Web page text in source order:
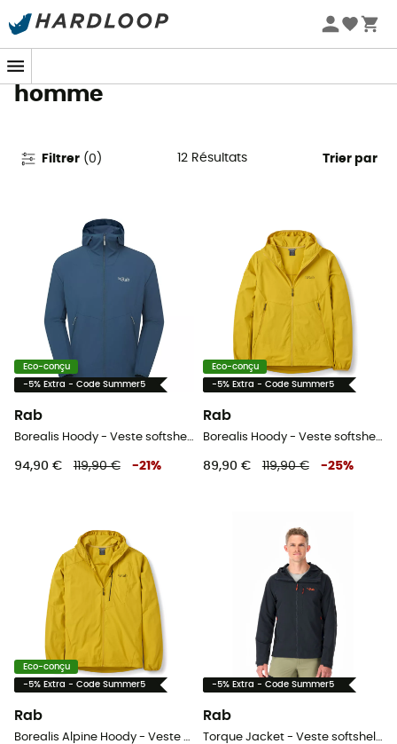
Promos d'été 🔥 -5 % EXTRA dès 2 produits* code Summer5
Vestes softshell Rab pour
homme
Filtrer (0 ) 12 Résultats Trier par
Eco-conçu
-5% Extra - Code Summer5
Rab
Borealis Hoody - Veste softshell homme
94,90 € 119,90 € -21 %
Eco-conçu
-5% Extra - Code Summer5
Rab
Borealis Hoody - Veste softshell homme
89,90 € 119,90 € -25%
Eco-conçu
-5% Extra - Code Summer5
Rab
Borealis Alpine Hoody - Veste softshell homme
-5% Extra - Code Summer5
Rab
Torque Jacket - Veste softshell homme